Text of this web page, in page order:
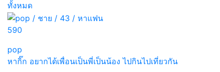
ทั้งหมด
590
pop
หากิ๊ก อยากได้เพื่อนเป็นพี่เป็นน้อง ไปกินไปเที่ยวกัน